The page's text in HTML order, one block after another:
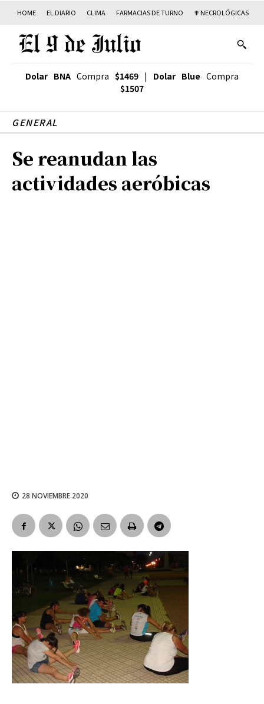
HOME EL DIARIO CLIMA FARMACIAS DE TURNO ✟ NECROLÓGICAS
Dolar BNA Compra $1469 | Dolar Blue Compra
$1507
GENERAL
Se reanudan las
actividades aeróbicas
28 NOVIEMBRE 2020